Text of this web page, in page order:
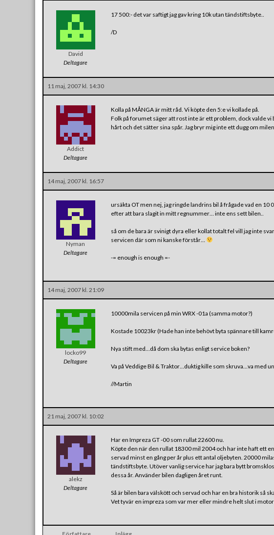
David
Deltagare
17 500:- det var saftigt jag gav kring 10k utan tändstiftsbyte..
/D
11 maj, 2007 kl. 14:30
Addict
Deltagare
Kolla på MÅNGA är mitt råd. Vi köpte den 5:e vi kollade på.
Folk på forumet säger att rost inte är ett problem, dock valde
hårt och det sätter sina spår. Jag bryr mig inte ett dugg om
14 maj, 2007 kl. 16:57
Nyman
Deltagare
ursäkta OT men nej, jag ringde landrins bil å frågade vad en
efter att bara slagit in mitt regnummer… inte ens sett bilen..
så om de bara är svinigt dyra eller kollat totalt fel vill jag inte
servicen där som ni kanske förstår…
-= enough is enough =-
14 maj, 2007 kl. 21:09
locko99
Deltagare
10000mila servicen på min WRX -01a (samma motor?)
Kostade 10023kr (Hade han inte behövt byta spännare till
Nya stift med…då dom ska bytas enligt service boken?
Va på Veddige Bil & Traktor…duktig kille som skruva…va med
//Martin
21 maj, 2007 kl. 10:02
alekz
Deltagare
Har en Impreza GT -00 som rullat 22600 nu.
Köpte den när den rullat 18300 mil 2004 och har inte haft ett
servad minst en gång per år plus ett antal oljebyten. 20000
tändstiftsbyte. Utöver vanlig service har jag bara bytt
dessa år. Använder bilen dagligen året runt.
Så är bilen bara välskött och servad och har en bra historik så
Vet tyvär en impreza som var mer eller mindre helt slut i